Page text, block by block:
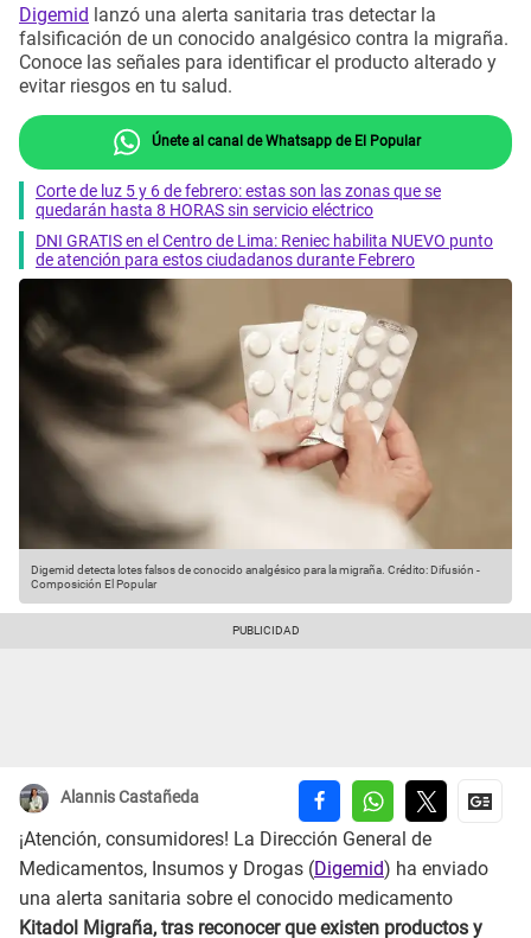
Digemid lanzó una alerta sanitaria tras detectar la
falsificación de un conocido analgésico contra la migraña.
Conoce las señales para identificar el producto alterado y
evitar riesgos en tu salud.
Únete al canal de Whatsapp de El Popular
Corte de luz 5 y 6 de febrero: estas son las zonas que se
quedarán hasta 8 HORAS sin servicio eléctrico
DNI GRATIS en el Centro de Lima: Reniec habilita NUEVO punto
de atención para estos ciudadanos durante Febrero
Digemid detecta lotes falsos de conocido analgésico para la migraña. Crédito: Difusión -
Composición El Popular
Alannis Castañeda
¡Atención, consumidores! La Dirección General de
Medicamentos, Insumos y Drogas (Digemid) ha enviado
una alerta sanitaria sobre el conocido medicamento
Kitadol Migraña, tras reconocer que existen productos y